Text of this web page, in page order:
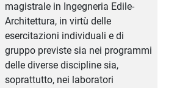
magistrale in Ingegneria Edile-
Architettura, in virtù delle
esercitazioni individuali e di
gruppo previste sia nei programmi
delle diverse discipline sia,
soprattutto, nei laboratori